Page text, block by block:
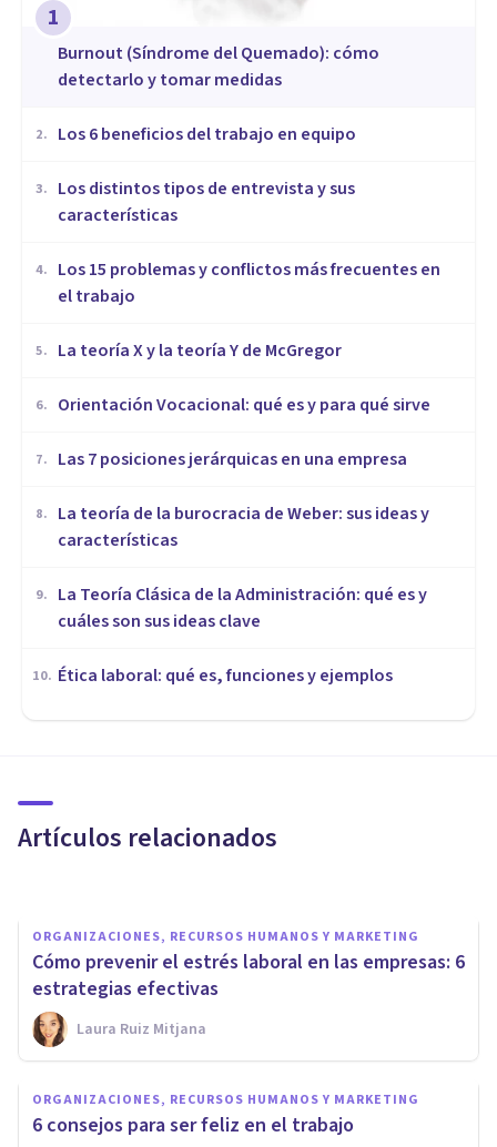
1
Burnout (Síndrome del Quemado): cómo
detectarlo y tomar medidas
2. ​Los 6 beneficios del trabajo en equipo
3.
​Los distintos tipos de entrevista y sus
características
4.
​Los 15 problemas y conflictos más frecuentes en
el trabajo
5. La teoría X y la teoría Y de McGregor
6. Orientación Vocacional: qué es y para qué sirve
7. Las 7 posiciones jerárquicas en una empresa
8.
La teoría de la burocracia de Weber: sus ideas y
características
9.
La Teoría Clásica de la Administración: qué es y
cuáles son sus ideas clave
10. Ética laboral: qué es, funciones y ejemplos
Artículos relacionados
trabajo?
ORGANIZACIONES, RECURSOS HUMANOS Y MARKETING
Cómo prevenir el estrés laboral en las empresas: 6
estrategias efectivas
Laura Ruiz Mitjana
ORGANIZACIONES, RECURSOS HUMANOS Y MARKETING
6 consejos para ser feliz en el trabajo
Las 6 mejores Apps para